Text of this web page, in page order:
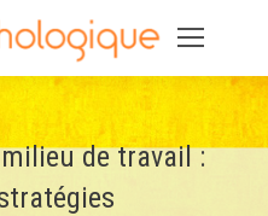
de travail :